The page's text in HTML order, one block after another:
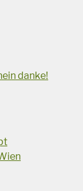
danke!